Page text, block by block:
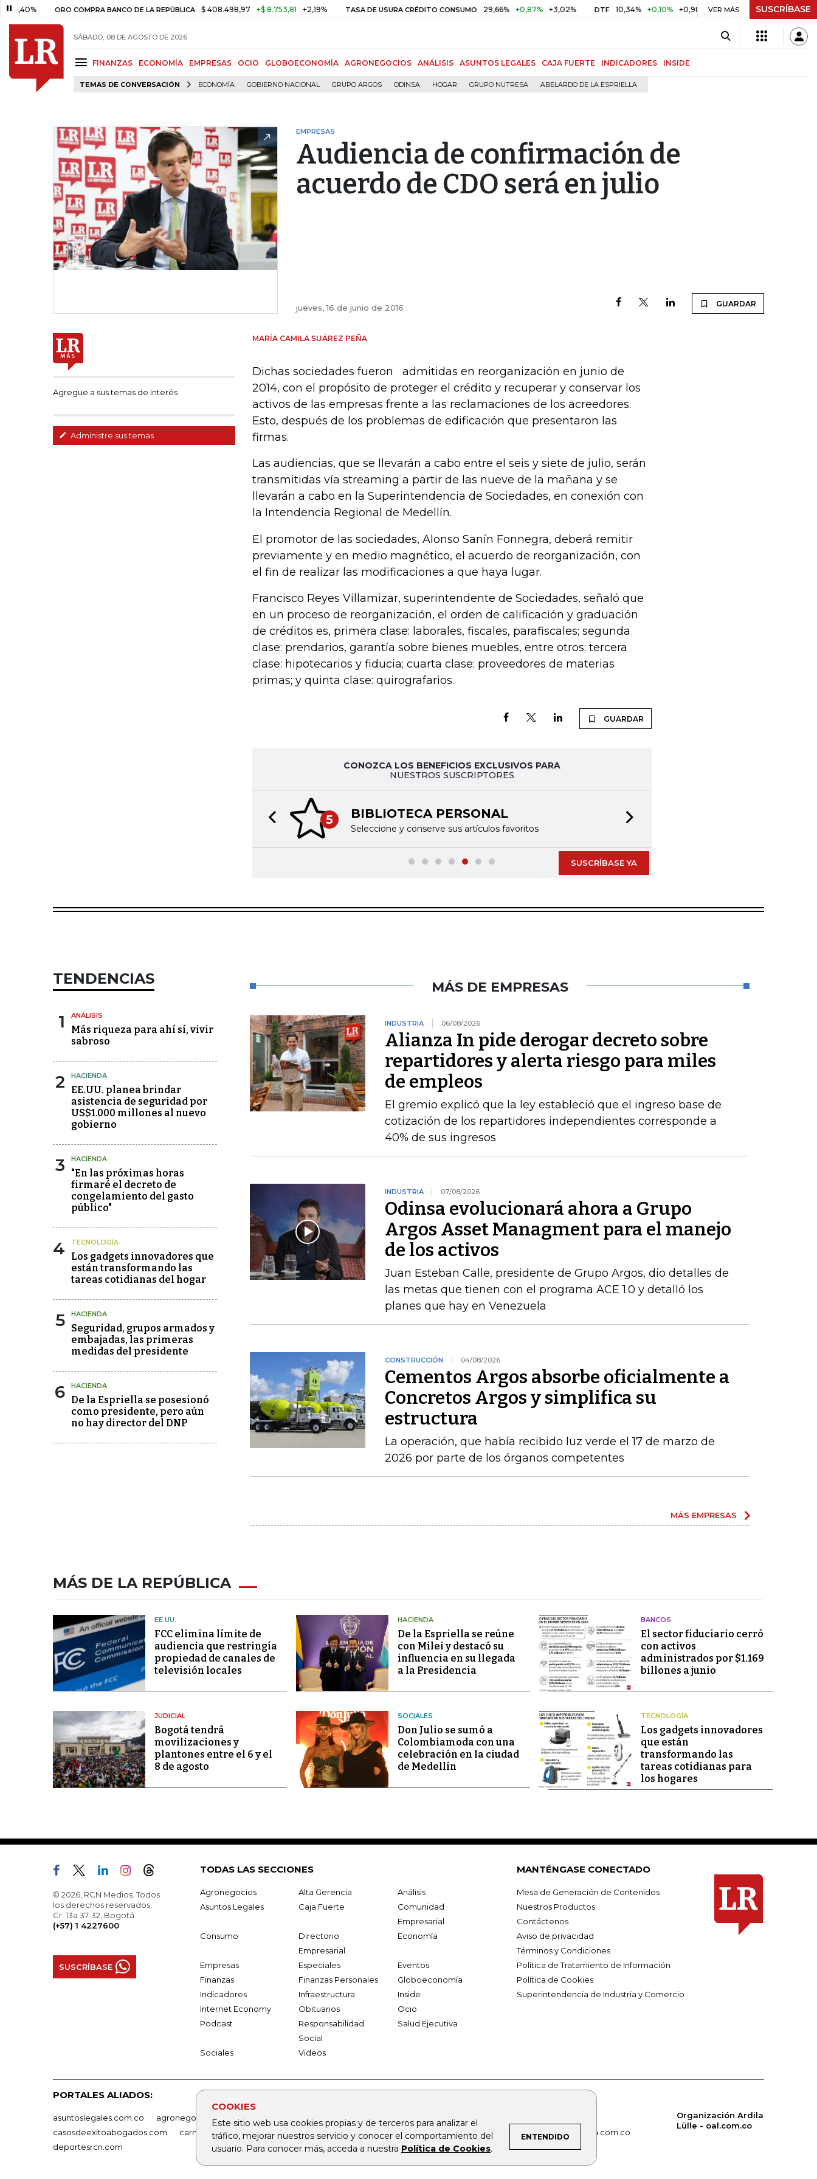
ORO COMPRA BANCO DE LA REPÚBLICA $ 408.498,97 +$ 8.753,81 +2,19% TASA DE USURA CRÉDITO CONSUMO 29,66% +0,87% +3,02% DTF 10,34% +0,10% +0,98% UVR $ 416,96 +$ 0,05 +0,01%
VER MÁS SUSCRÍBASE
SÁBADO, 08 DE AGOSTO DE 2026
FINANZAS ECONOMÍA EMPRESAS OCIO GLOBOECONOMÍA AGRONEGOCIOS ANÁLISIS ASUNTOS LEGALES CAJA FUERTE INDICADORES INSIDE
TEMAS DE CONVERSACIÓN ECONOMÍA GOBIERNO NACIONAL GRUPO ARGOS ODINSA HOGAR GRUPO NUTRESA ABELARDO DE LA ESPRIELLA
COOKIES
Este sitio web usa cookies propias y de terceros para analizar el
tráfico, mejorar nuestros servicio y conocer el comportamiento del
usuario. Para conocer más, acceda a nuestra Política de Cookies.
ENTENDIDO
EMPRESAS
Audiencia de confirmación de
acuerdo de CDO será en julio
jueves, 16 de junio de 2016 GUARDAR
Agregue a sus temas de interés
Administre sus temas
MARÍA CAMILA SUÁREZ PEÑA
Dichas sociedades fueron admitidas en reorganización en junio de
2014, con el propósito de proteger el crédito y recuperar y conservar los
activos de las empresas frente a las reclamaciones de los acreedores.
Esto, después de los problemas de edificación que presentaron las
firmas.
Las audiencias, que se llevarán a cabo entre el seis y siete de julio, serán
transmitidas vía streaming a partir de las nueve de la mañana y se
llevarán a cabo en la Superintendencia de Sociedades, en conexión con
la Intendencia Regional de Medellín.
El promotor de las sociedades, Alonso Sanín Fonnegra, deberá remitir
previamente y en medio magnético, el acuerdo de reorganización, con
el fin de realizar las modificaciones a que haya lugar.
Francisco Reyes Villamizar, superintendente de Sociedades, señaló que
en un proceso de reorganización, el orden de calificación y graduación
de créditos es, primera clase: laborales, fiscales, parafiscales; segunda
clase: prendarios, garantía sobre bienes muebles, entre otros; tercera
clase: hipotecarios y fiducia; cuarta clase: proveedores de materias
primas; y quinta clase: quirografarios.
GUARDAR
CONOZCA LOS BENEFICIOS EXCLUSIVOS PARA
NUESTROS SUSCRIPTORES
5 BIBLIOTECA PERSONAL
Seleccione y conserve sus artículos favoritos
Previous slide
SUSCRÍBASE YA
TENDENCIAS
1 ANÁLISIS
Más riqueza para ahí sí, vivir
sabroso
2 HACIENDA
EE.UU. planea brindar
asistencia de seguridad por
US$1.000 millones al nuevo
gobierno
3 HACIENDA
"En las próximas horas
firmaré el decreto de
congelamiento del gasto
público"
4 TECNOLOGÍA
Los gadgets innovadores que
están transformando las
tareas cotidianas del hogar
5 HACIENDA
Seguridad, grupos armados y
embajadas, las primeras
medidas del presidente
6 HACIENDA
De la Espriella se posesionó
como presidente, pero aún
no hay director del DNP
MÁS DE EMPRESAS
INDUSTRIA 06/08/2026
Alianza In pide derogar decreto sobre
repartidores y alerta riesgo para miles
de empleos
El gremio explicó que la ley estableció que el ingreso base de
cotización de los repartidores independientes corresponde a
40% de sus ingresos
INDUSTRIA 07/08/2026
Odinsa evolucionará ahora a Grupo
Argos Asset Managment para el manejo
de los activos
Juan Esteban Calle, presidente de Grupo Argos, dio detalles de
las metas que tienen con el programa ACE 1.0 y detalló los
planes que hay en Venezuela
CONSTRUCCIÓN 04/08/2026
Cementos Argos absorbe oficialmente a
Concretos Argos y simplifica su
estructura
La operación, que había recibido luz verde el 17 de marzo de
2026 por parte de los órganos competentes
MÁS EMPRESAS
MÁS DE LA REPÚBLICA
EE.UU.
FCC elimina límite de
audiencia que restringía
propiedad de canales de
televisión locales
HACIENDA
De la Espriella se reúne
con Milei y destacó su
influencia en su llegada
a la Presidencia
BANCOS
El sector fiduciario cerró
con activos
administrados por $1.169
billones a junio
JUDICIAL
Bogotá tendrá
movilizaciones y
plantones entre el 6 y el
8 de agosto
SOCIALES
Don Julio se sumó a
Colombiamoda con una
celebración en la ciudad
de Medellín
TECNOLOGÍA
Los gadgets innovadores
que están
transformando las
tareas cotidianas para
los hogares
© 2026, RCN Medios. Todos
los derechos reservados.
Cr. 13a 37-32, Bogotá
(+57) 1 4227600
SUSCRÍBASE
TODAS LAS SECCIONES
Agronegocios Alta Gerencia
Análisis
Asuntos Legales
Caja Fuerte
Comunidad
Empresarial
Consumo
Directorio
Empresarial
Economía
Empresas Especiales
Eventos
Finanzas
Finanzas Personales
Globoeconomía
Indicadores
Infraestructura
Inside
Internet Economy
Obituarios
Ocio
Podcast
Responsabilidad
Social
Salud Ejecutiva
Sociales Videos
MANTÉNGASE CONECTADO
Mesa de Generación de Contenidos
Nuestros Productos
Contáctenos
Aviso de privacidad
Términos y Condiciones
Política de Tratamiento de Información
Política de Cookies
Superintendencia de Industria y Comercio
PORTALES ALIADOS:
asuntoslegales.com.co agronegocios.co empresas.larepublica.co firmasdeabogados.com
bolsaencolombia.com
casosdeexitoabogados.com
carnavalindustriacultural.com canalrcn.com rcnradio.com noticiasrcn.com lafm.com.co
alerta.com.co
deportesrcn.com
Organización Ardila
Lülle - oal.com.co